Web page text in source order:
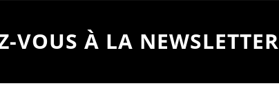
VOUS À LA NEWSLETTER